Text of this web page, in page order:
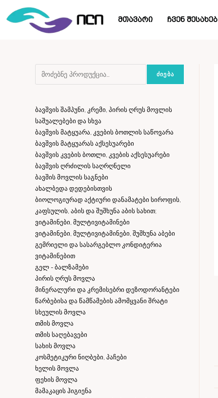
მთავარი ჩვენ შესახებ
ᲫᲘᲔᲑᲐ
ბავშვის შამპუნი, კრემი, პირის ღრუს მოვლის
საშუალებები და სხვა
ბავშვის მატყუარა, კვების ბოთლის საწოვარა
ბავშვის მატყუარას აქსესუარები
ბავშვის კვების ბოთლი, კვების აქსესუარები
ბავშვის ღრძილის საღრღნელი
ბავშის მოვლის საგნები
ახალბედა დედებისთვის
ბიოლოგიურად აქტიური დანამატები სიროფის,
კაფსულის, აბის და შუშხუნა აბის სახით;
ვიტამინები, მულტივიტამინები
ვიტამინები, მულტივიტამინები, შუშხუნა აბები
გემრიელი და სასარგებლო კონდიტერია
ვიტამინებით
გელ - ბალზამები
პირის ღრუს მოვლა
მინერალური და კრემისებრი დეზოდორანტები
წარბებისა და წამწამების ამომყვანი შრატი
სხეულის მოვლა
თმის მოვლა
თმის საღებავები
სახის მოვლა
კოსმეტიკური ნიღბები, პაჩები
ხელის მოვლა
ფეხის მოვლა
მამაკაცის ჰიგიენა